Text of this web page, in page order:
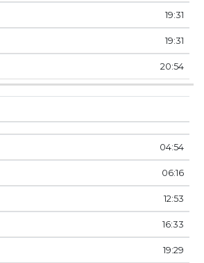
19:31
19:31
20:54
04:54
06:16
12:53
16:33
19:29